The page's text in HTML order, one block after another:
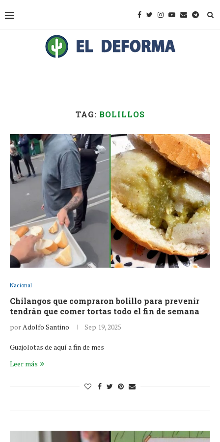
TAG: BOLILLOS
Nacional
Chilangos que compraron bolillo para prevenir
tendrán que comer tortas todo el fin de semana
porAdolfo Santino Sep 19, 2025
Guajolotas de aquí a fin de mes
Leer más